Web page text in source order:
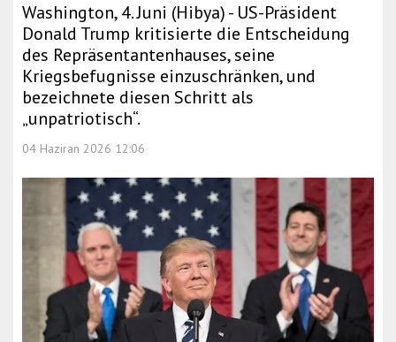
Washington, 4. Juni (Hibya) - US-Präsident
Donald Trump kritisierte die Entscheidung
des Repräsentantenhauses, seine
Kriegsbefugnisse einzuschränken, und
bezeichnete diesen Schritt als
„unpatriotisch“.
04 Haziran 2026 12:06